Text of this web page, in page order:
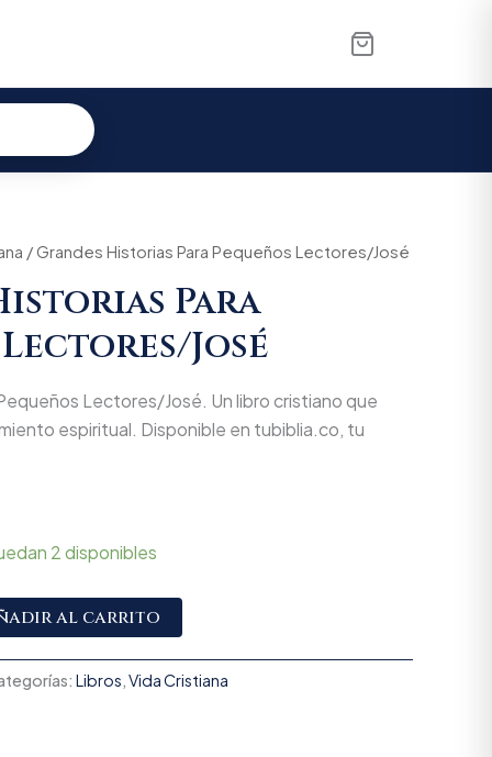
/ Grandes Historias Para Pequeños Lectores/José
Para
José
Lectores/José. Un libro cristiano que
espiritual. Disponible en tubiblia.co, tu
is:
2 disponibles
al carrito
Libros,Vida Cristiana